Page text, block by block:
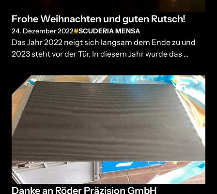
Frohe Weihnachten und guten Rutsch!
24. Dezember 2022 SCUDERIA MENSA
Das Jahr 2022 neigt sich langsam dem Ende zu und
2023 steht vor der Tür. In diesem Jahr wurde das ...
Danke an Röder Präzision GmbH